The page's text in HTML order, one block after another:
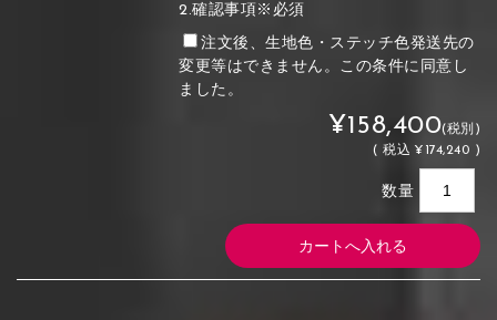
2.確認事項※必須
注文後、生地色・ステッチ色発送先の
変更等はできません。この条件に同意し
ました。
¥158,400(税別)
(税込 ¥174,240 )
数量